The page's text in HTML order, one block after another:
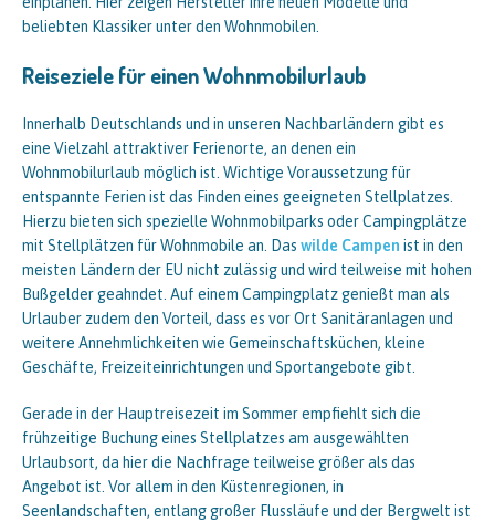
beliebten Klassiker unter den Wohnmobilen.
Reiseziele für einen Wohnmobilurlaub
Innerhalb Deutschlands und in unseren Nachbarländern gibt es
eine Vielzahl attraktiver Ferienorte, an denen ein
Wohnmobilurlaub möglich ist. Wichtige Voraussetzung für
entspannte Ferien ist das Finden eines geeigneten Stellplatzes.
Hierzu bieten sich spezielle Wohnmobilparks oder Campingplätze
mit Stellplätzen für Wohnmobile an. Das wilde Campen ist in den
meisten Ländern der EU nicht zulässig und wird teilweise mit hohen
Bußgelder geahndet. Auf einem Campingplatz genießt man als
Urlauber zudem den Vorteil, dass es vor Ort Sanitäranlagen und
weitere Annehmlichkeiten wie Gemeinschaftsküchen, kleine
Geschäfte, Freizeiteinrichtungen und Sportangebote gibt.
Gerade in der Hauptreisezeit im Sommer empfiehlt sich die
frühzeitige Buchung eines Stellplatzes am ausgewählten
Urlaubsort, da hier die Nachfrage teilweise größer als das
Angebot ist. Vor allem in den Küstenregionen, in
Seenlandschaften, entlang großer Flussläufe und der Bergwelt ist